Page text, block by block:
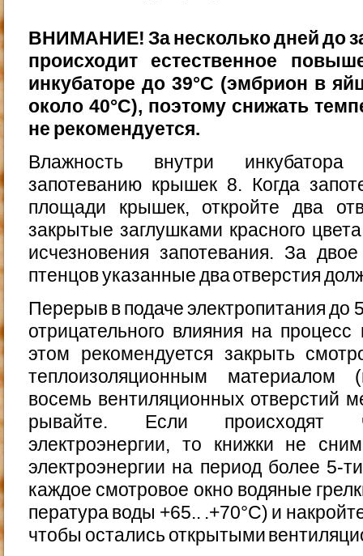
ВНИМАНИЕ! За несколько дней до
происходит есте­ственное
инкубаторе до 39°С (эмбрион в
около 40°С), поэтому снижать
не рекомендуется.
Влажность внутри инкубатора
запотеванию крышек 8. Когда
площади крышек, откройте два
закрытые заглушками красного
исчезновения запотевания. За
птенцов указан­ные два отверстия
Перерыв в подаче электропитания до
отрицатель­ного влияния на
этом рекомендуется зак­рыть
теплоизоляционным материалом
восемь вентиляционных отверстий
рывайте. Если происходят
электроэнергии, то книжки не
электроэнергии на период более 5-
каждое смотровое окно водяные
пература воды +65.. .+70°С) и
чтобы оста­лись открытыми